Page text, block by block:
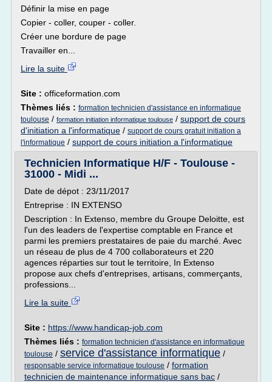
Définir la mise en page
Copier - coller, couper - coller.
Créer une bordure de page
Travailler en...
Lire la suite
Site : officeformation.com
Thèmes liés : formation technicien d'assistance en informatique
toulouse / formation initiation informatique toulouse / support de cours
d'initiation a l'informatique / support de cours gratuit initiation a
l'informatique / support de cours initiation a l'informatique
Technicien Informatique H/F - Toulouse -
31000 - Midi ...
Date de dépot : 23/11/2017
Entreprise : IN EXTENSO
Description : In Extenso, membre du Groupe Deloitte, est
l'un des leaders de l'expertise comptable en France et
parmi les premiers prestataires de paie du marché. Avec
un réseau de plus de 4 700 collaborateurs et 220
agences réparties sur tout le territoire, In Extenso
propose aux chefs d'entreprises, artisans, commerçants,
professions...
Lire la suite
Site : https://www.handicap-job.com
Thèmes liés : formation technicien d'assistance en informatique
toulouse / service d'assistance informatique /
responsable service informatique toulouse / formation
technicien de maintenance informatique sans bac /